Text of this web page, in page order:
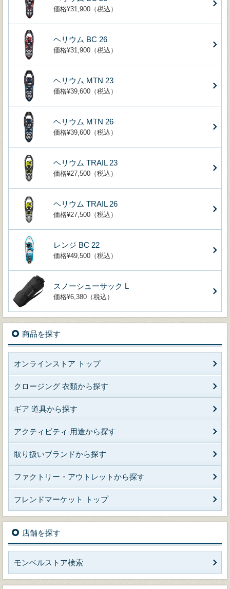
価格¥31,900（税込）
ヘリウム BC 26
価格¥31,900（税込）
ヘリウム MTN 23
価格¥39,600（税込）
ヘリウム MTN 26
価格¥39,600（税込）
ヘリウム TRAIL 23
価格¥27,500（税込）
ヘリウム TRAIL 26
価格¥27,500（税込）
レンジ BC 22
価格¥49,500（税込）
スノーシューサック L
価格¥6,380（税込）
商品を探す
オンラインストア トップ
クロージング 衣類から探す
ギア 道具から探す
アクティビティ 用途から探す
取り扱いブランドから探す
ファクトリー・アウトレットから探す
フレンドマーケット トップ
店舗を探す
モンベルストア検索